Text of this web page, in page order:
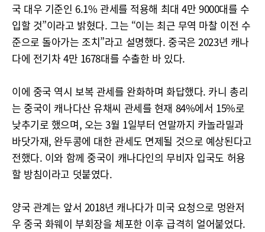
국 대우 기준인 6.1% 관세를 적용해 최대 4만 9000대를 수
입할 것”이라고 밝혔다. 그는 “이는 최근 무역 마찰 이전 수
준으로 돌아가는 조치”라고 설명했다. 중국은 2023년 캐나
다에 전기차 4만 1678대를 수출한 바 있다.
이에 중국 역시 보복 관세를 완화하며 화답했다. 카니 총리
는 중국이 캐나다산 유채씨 관세를 현재 84%에서 15%로
낮추기로 했으며, 오는 3월 1일부터 연말까지 카놀라밀과
바닷가재, 완두콩에 대한 관세도 면제될 것으로 예상된다고
전했다. 이와 함께 중국이 캐나다인의 무비자 입국도 허용
할 방침이라고 덧붙였다.
양국 관계는 앞서 2018년 캐나다가 미국 요청으로 멍완저
우 중국 화웨이 부회장을 체포한 이후 급격히 얼어붙었다.